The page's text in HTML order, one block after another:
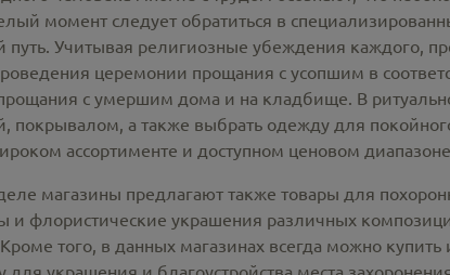
момент следует обратиться в
путь. Учитывая религиозные убеждения каждого,
церемонии прощания с усопшим в
с умершим дома и на кладбище. В
покрывалом, а также выбрать одежду для
ассортименте и доступном ценовом
магазины предлагают также товары для
и флористические украшения различных
того, в данных магазинах всегда можно купить
для украшения и благоустройства места